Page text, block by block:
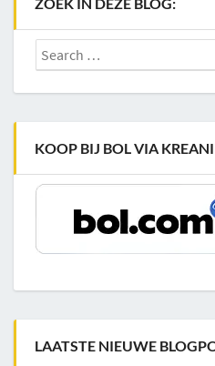
Search
for:
KOOP BIJ BOL VIA
LAATSTE NIEUWE